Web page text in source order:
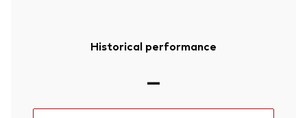
Historical performance
—